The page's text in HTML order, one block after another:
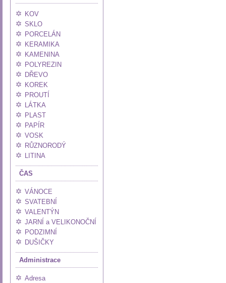
KOV
SKLO
PORCELÁN
KERAMIKA
KAMENINA
POLYREZIN
DŘEVO
KOREK
PROUTÍ
LÁTKA
PLAST
PAPÍR
VOSK
RŮZNORODÝ
LITINA
ČAS
VÁNOCE
SVATEBNÍ
VALENTÝN
JARNÍ a VELIKONOČNÍ
PODZIMNÍ
DUŠIČKY
Administrace
Adresa